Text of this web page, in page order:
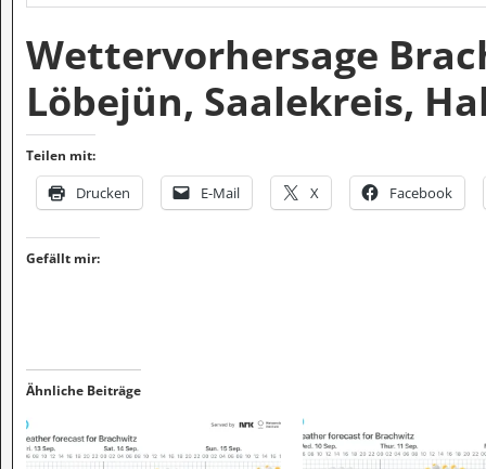
Wettervorhersage
Löbejün, Saalekreis,
Teilen mit:
Drucken E-Mail X Facebook
Gefällt mir:
Ähnliche Beiträge